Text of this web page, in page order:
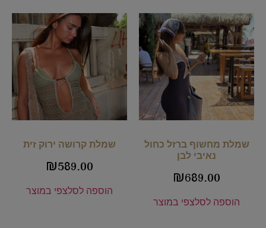
שמלת מחשוף ברזל כחול
נאיבי לבן
₪689.00
הוספה לסלצפי במוצר
שמלת קרושה ירוק זית
₪589.00
הוספה לסלצפי במוצר